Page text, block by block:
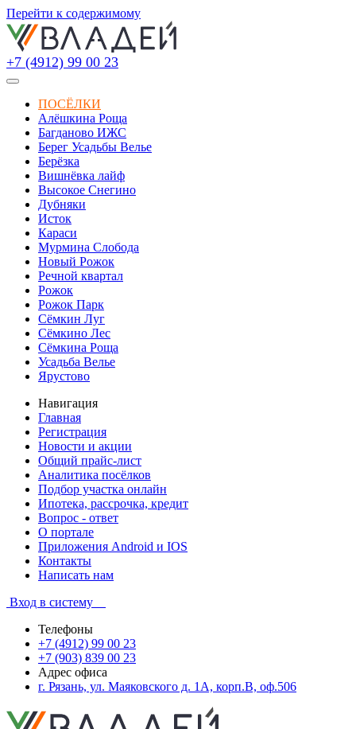
Перейти к содержимому
+7 (4912) 99 00 23
ПОСЁЛКИ
Алёшкина Роща
Багданово ИЖС
Берег Усадьбы Велье
Берёзка
Вишнёвка лайф
Высокое Снегино
Дубняки
Исток
Караси
Мурмина Слобода
Новый Рожок
Речной квартал
Рожок
Рожок Парк
Сёмкин Луг
Сёмкино Лес
Сёмкина Роща
Усадьба Велье
Ярустово
Навигация
Главная
Регистрация
Новости и акции
Общий прайс-лист
Аналитика посёлков
Подбор участка онлайн
Ипотека, рассрочка, кредит
Вопрос - ответ
О портале
Приложения Android и IOS
Контакты
Написать нам
Вход в систему
Телефоны
+7 (4912) 99 00 23
+7 (903) 839 00 23
Адрес офиса
г. Рязань, ул. Маяковского д. 1А, корп.В, оф.506